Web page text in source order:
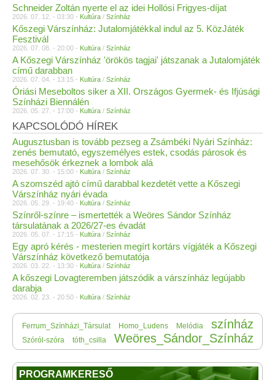
Schneider Zoltán nyerte el az idei Hollósi Frigyes-díjat
2026. 07. 12. - 03:30 - Kultúra / Színház
Kőszegi Várszínház: Jutalomjátékkal indul az 5. KözJáték
Fesztivál
2026. 07. 08. - 20:00 - Kultúra / Színház
A Kőszegi Várszínház 'örökös tagjai' játszanak a Jutalomjáték
című darabban
2026. 07. 04. - 13:15 - Kultúra / Színház
Óriási Meseboltos siker a XII. Országos Gyermek- és Ifjúsági
Színházi Biennálén
2026. 05. 27. - 17:00 - Kultúra / Színház
KAPCSOLÓDÓ HÍREK
Augusztusban is tovább pezseg a Zsámbéki Nyári Színház:
zenés bemutató, egyszemélyes estek, csodás párosok és
mesehősök érkeznek a lombok alá
2026. 07. 30. - 15:00 - Kultúra / Színház
A szomszéd ajtó című darabbal kezdetét vette a Kőszegi
Várszínház nyári évada
2026. 05. 29. - 19:40 - Kultúra / Színház
Színről-színre – ismertették a Weöres Sándor Színház
társulatának a 2026/27-es évadát
2026. 05. 07. - 17:15 - Kultúra / Színház
Egy apró kérés - mesterien megírt kortárs vígjáték a Kőszegi
Várszínház következő bemutatója
2026. 03. 22. - 13:30 - Kultúra / Színház
A kőszegi Lovagteremben játszódik a várszínház legújabb
darabja
2026. 02. 23. - 20:50 - Kultúra / Színház
Ferrum_Színházi_Társulat Homo_Ludens Melódia színház
Szóról-szóra tóth_csilla Weöres_Sándor_Színház
PROGRAMKERESŐ